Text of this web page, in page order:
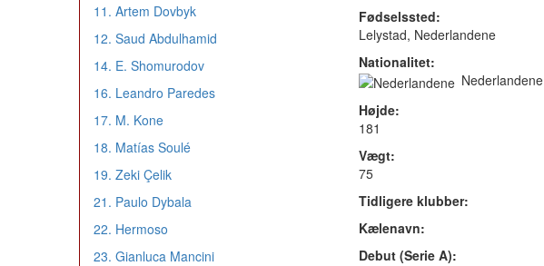
Fødselssted:
Lelystad, Nederlandene
Nationalitet:
Nederlandene
Højde:
181
Vægt:
75
Tidligere klubber:
Kælenavn:
Debut (Serie A):
11. Artem Dovbyk
12. Saud Abdulhamid
14. E. Shomurodov
16. Leandro Paredes
17. M. Kone
18. Matías Soulé
19. Zeki Çelik
21. Paulo Dybala
22. Hermoso
23. Gianluca Mancini